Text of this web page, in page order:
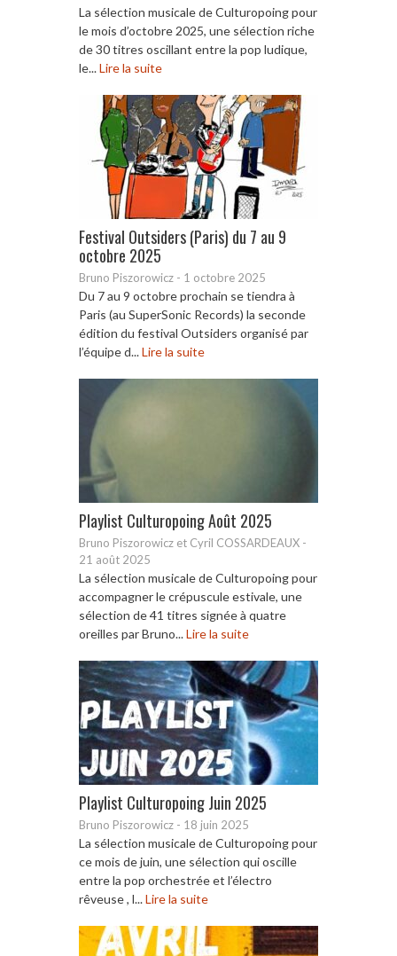
La sélection musicale de Culturopoing pour
le mois d’octobre 2025, une sélection riche
de 30 titres oscillant entre la pop ludique,
le...Lire la suite
Festival Outsiders (Paris) du 7 au 9
octobre 2025
Bruno Piszorowicz - 1 octobre 2025
Du 7 au 9 octobre prochain se tiendra à
Paris (au SuperSonic Records) la seconde
édition du festival Outsiders organisé par
l’équipe d...Lire la suite
Playlist Culturopoing Août 2025
Bruno Piszorowicz et Cyril COSSARDEAUX -
21 août 2025
La sélection musicale de Culturopoing pour
accompagner le crépuscule estivale, une
sélection de 41 titres signée à quatre
oreilles par Bruno...Lire la suite
Playlist Culturopoing Juin 2025
Bruno Piszorowicz - 18 juin 2025
La sélection musicale de Culturopoing pour
ce mois de juin, une sélection qui oscille
entre la pop orchestrée et l’électro
rêveuse , l...Lire la suite